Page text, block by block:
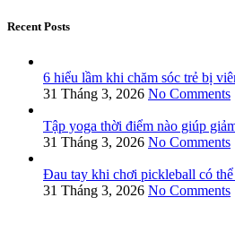
Recent Posts
6 hiểu lầm khi chăm sóc trẻ bị
31 Tháng 3, 2026 No Comments
Tập yoga thời điểm nào giúp
31 Tháng 3, 2026 No Comments
Đau tay khi chơi pickleball có
31 Tháng 3, 2026 No Comments